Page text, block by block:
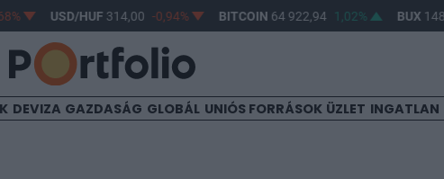
USD/HUF 314,00 -0,94% BITCOIN64 922,94 1,02% BUX148
DEVIZA GAZDASÁG GLOBÁL UNIÓS FORRÁSOK ÜZLET INGATLAN